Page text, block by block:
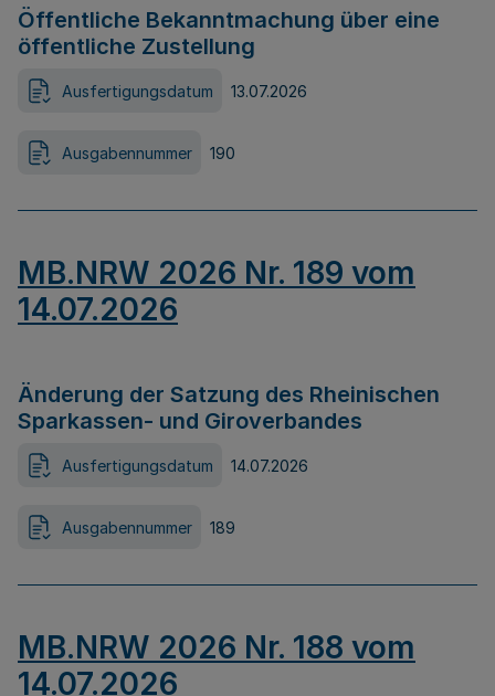
Öffentliche Bekanntmachung über eine
öffentliche Zustellung
Ausfertigungsdatum 13.07.2026
Ausgabennummer 190
MB.NRW 2026 Nr. 189 vom
14.07.2026
Änderung der Satzung des Rheinischen
Sparkassen- und Giroverbandes
Ausfertigungsdatum 14.07.2026
Ausgabennummer 189
MB.NRW 2026 Nr. 188 vom
14.07.2026